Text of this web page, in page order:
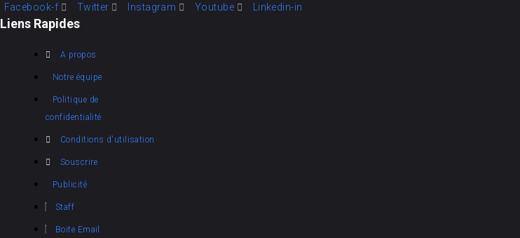
Facebook-f Twitter Instagram Youtube Linkedin-in
Liens Rapides
A propos
Notre équipe
Politique de
confidentialité
Conditions d'utilisation
Souscrire
Publicité
Staff
Boite Email